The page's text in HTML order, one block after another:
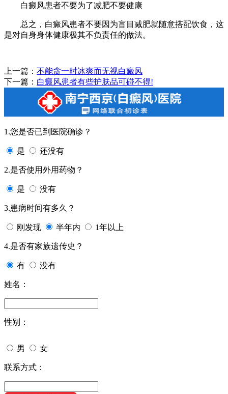
白癜风患者不要为了减肥不要健康
总之，白癜风患者不要因为盲目减肥就随意搭配饮食，这
是对自身身体健康极其不负责任的做法。
上一篇： 不能贪一时冰爽而无视白癜风
下一篇： 白癜风患者有些护肤品可碰不得!
1.您是否已到医院确诊？
是 还没有
2.是否使用外用药物？
是 没有
3.患病时间有多久？
刚发现 半年内 1年以上
4.是否有家族遗传史？
有 没有
姓名：
性别：
男 女
联系方式：